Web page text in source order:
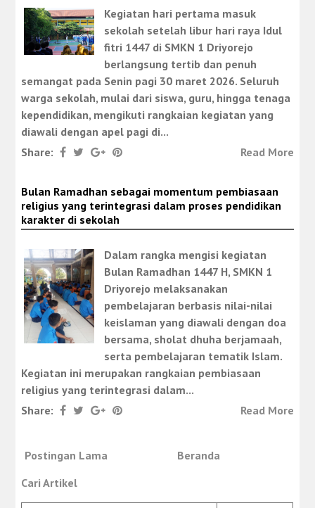
Kegiatan hari pertama masuk
sekolah setelah libur hari raya Idul
fitri 1447 di SMKN 1 Driyorejo
berlangsung tertib dan penuh
semangat pada Senin pagi 30 maret 2026. Seluruh
warga sekolah, mulai dari siswa, guru, hingga tenaga
kependidikan, mengikuti rangkaian kegiatan yang
diawali dengan apel pagi di...
Share:
Read More
Bulan Ramadhan sebagai momentum pembiasaan
religius yang terintegrasi dalam proses pendidikan
karakter di sekolah
Dalam rangka mengisi kegiatan
Bulan Ramadhan 1447 H, SMKN 1
Driyorejo melaksanakan
pembelajaran berbasis nilai-nilai
keislaman yang diawali dengan doa
bersama, sholat dhuha berjamaah,
serta pembelajaran tematik Islam.
Kegiatan ini merupakan rangkaian pembiasaan
religius yang terintegrasi dalam...
Share:
Read More
Postingan Lama
Beranda
Cari Artikel